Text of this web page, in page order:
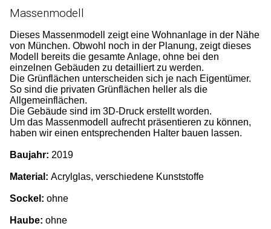
Massenmodell
Dieses Massenmodell zeigt eine Wohnanlage in der Nähe
von München. Obwohl noch in der Planung, zeigt dieses
Modell bereits die gesamte Anlage, ohne bei den
einzelnen Gebäuden zu detailliert zu werden.
Die Grünflächen unterscheiden sich je nach Eigentümer.
So sind die privaten Grünflächen heller als die
Allgemeinflächen.
Die Gebäude sind im 3D-Druck erstellt worden.
Um das Massenmodell aufrecht präsentieren zu können,
haben wir einen entsprechenden Halter bauen lassen.
Baujahr: 2019
Material: Acrylglas, verschiedene Kunststoffe
Sockel: ohne
Haube: ohne